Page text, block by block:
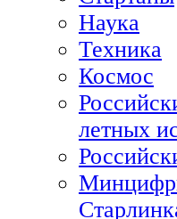
Наука
Техника
Космос
летных